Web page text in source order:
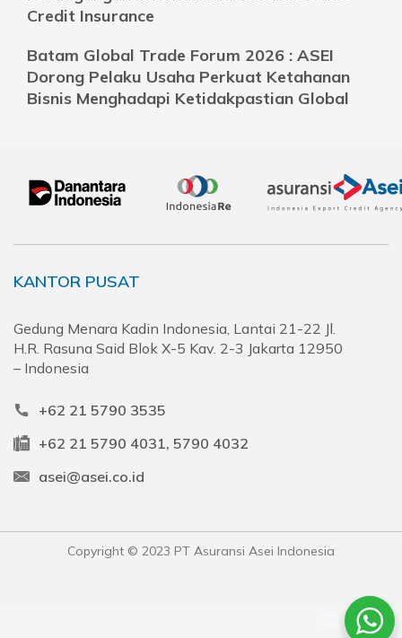
Credit Insurance
Batam Global Trade Forum 2026 : ASEI
Dorong Pelaku Usaha Perkuat Ketahanan
Bisnis Menghadapi Ketidakpastian Global
KANTOR PUSAT
Gedung Menara Kadin Indonesia, Lantai 21-22 Jl.
H.R. Rasuna Said Blok X-5 Kav. 2-3 Jakarta 12950
– Indonesia
+62 21 5790 3535
+62 21 5790 4031, 5790 4032
asei@asei.co.id
Copyright © 2023 PT Asuransi Asei Indonesia